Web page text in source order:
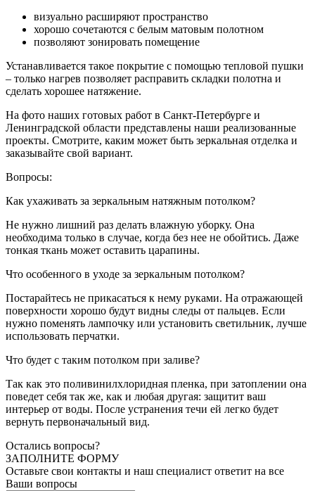
визуально расширяют пространство
хорошо сочетаются с белым матовым полотном
позволяют зонировать помещение
Устанавливается такое покрытие с помощью тепловой пушки
– только нагрев позволяет расправить складки полотна и
сделать хорошее натяжение.
На фото наших готовых работ в Санкт-Петербурге и
Ленинградской области представлены наши реализованные
проекты. Смотрите, каким может быть зеркальная отделка и
заказывайте свой вариант.
Вопросы:
Как ухаживать за зеркальным натяжным потолком?
Не нужно лишний раз делать влажную уборку. Она
необходима только в случае, когда без нее не обойтись. Даже
тонкая ткань может оставить царапины.
Что особенного в уходе за зеркальным потолком?
Постарайтесь не прикасаться к нему руками. На отражающей
поверхности хорошо будут видны следы от пальцев. Если
нужно поменять лампочку или установить светильник, лучше
использовать перчатки.
Что будет с таким потолком при заливе?
Так как это поливинилхлоридная пленка, при затоплении она
поведет себя так же, как и любая другая: защитит ваш
интерьер от воды. После устранения течи ей легко будет
вернуть первоначальный вид.
Остались вопросы?
ЗАПОЛНИТЕ ФОРМУ
Оставьте свои контакты и наш специалист ответит на все
Ваши вопросы